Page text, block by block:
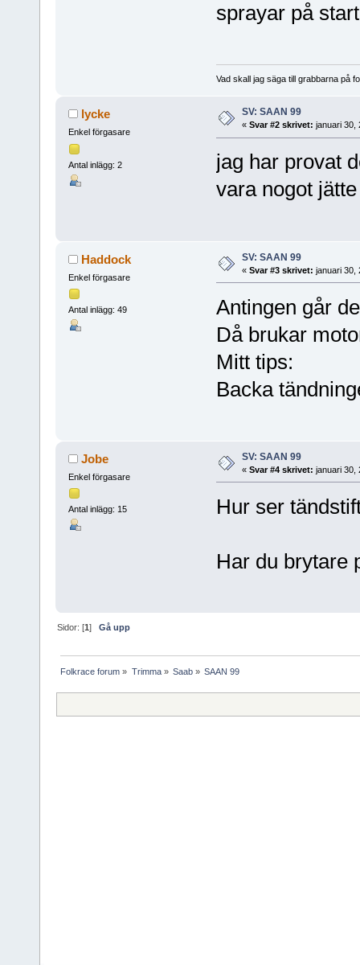
sprayar på
Vad skall jag säga till grabbarna på
lycke
Enkel förgasare
Antal inlägg: 2
SV: SAAN 99
« Svar #2 skrivet: januari 30,
jag har provat
vara nogot
Haddock
Enkel förgasare
Antal inlägg: 49
SV: SAAN 99
« Svar #3 skrivet: januari 30,
Antingen går
Då brukar
Mitt tips:
Backa
Jobe
Enkel förgasare
Antal inlägg: 15
SV: SAAN 99
« Svar #4 skrivet: januari 30,
Hur ser
Har du brytare
Sidor: [1]Gå upp
Folkrace forum » Trimma» Saab» SAAN 99